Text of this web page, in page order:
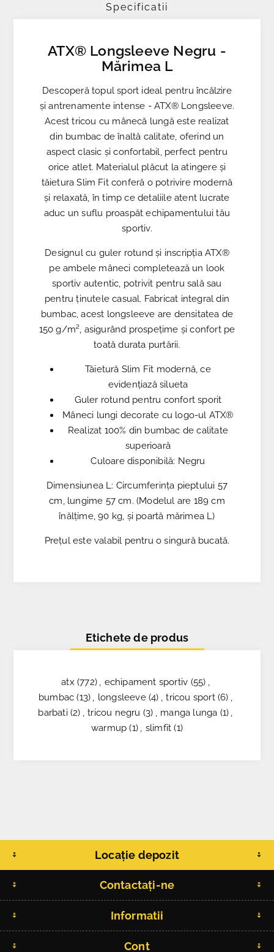
Specificatii
ATX® Longsleeve Negru -
Mărimea L
Descoperă topul sport ideal pentru încălzire
și antrenamente intense - ATX® Longsleeve.
Acest tricou cu mânecă lungă este realizat
din bumbac de înaltă calitate, oferind un
aspect clasic și confortabil, perfect pentru
orice atlet. Materialul plăcut la atingere și
tăietura Slim Fit conferă o potrivire modernă
și relaxată, în timp ce detaliile atent lucrate
aduc un suflu proaspăt echipamentului tău
sportiv.
Designul cu guler rotund și inscripția ATX®
pe ambele mâneci completează un look
sportiv autentic, potrivit pentru sală sau
pentru ținutele casual. Fabricat integral din
bumbac, acest longsleeve are densitatea de
150 g/m², asigurând prospețime și confort pe
toată durata purtării.
Tăietură Slim Fit modernă, ce
evidențiază silueta
Guler rotund pentru confort sporit
Mâneci lungi decorate cu logo-ul ATX®
Realizat 100% din bumbac de calitate
superioară
Culoare disponibilă: Negru
Dimensiunea L: Circumferința pieptului 57
cm, lungime 57 cm. (Modelul are 189 cm
înălțime, 90 kg, și poartă mărimea L)
Prețul este valabil pentru o singură bucată.
Etichete de produs
atx (772) , echipament sportiv (55) ,
bumbac (13) , longsleeve (4) , tricou sport (6) ,
barbati (2) , tricou negru (3) , manga lunga (1) ,
warmup (1) , slimfit (1)
Locație depozit
Contactați-ne
Informatii
Cont